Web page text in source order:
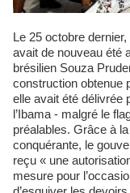
Le 25 octobre dernier, la construction du barrage de Belo Monte
avait de nouveau été
brésilien Souza
construction obtenue
elle avait été délivrée
l’Ibama - malgré le
préalables. Grâce à
conquérante, le
reçu « une
mesure pour